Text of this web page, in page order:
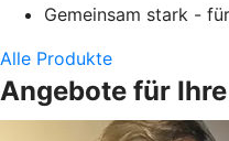
Gemeinsam stark -
Alle Produkte
Angebote für